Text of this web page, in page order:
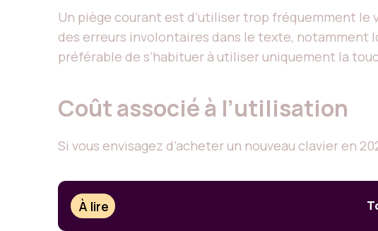
Un piège courant est d’utiliser trop fréquemment le
des erreurs involontaires dans le texte, notamment
préférable de s’habituer à utiliser uniquement la
Coût associé à l’utilisation
Si vous envisagez d’acheter un nouveau clavier en
À lire